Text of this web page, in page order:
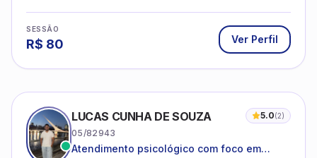
SESSÃO
R$ 80 Ver Perfil
LUCAS CUNHA DE SOUZA 5.0(2)
05/82943
Atendimento psicológico com foco em